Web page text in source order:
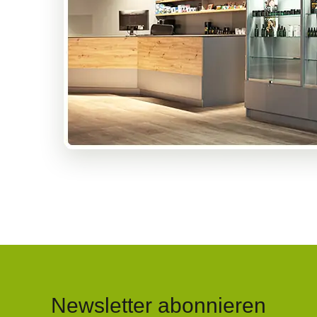
Newsletter abonnieren